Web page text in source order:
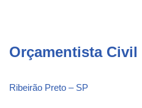
Orçamentista Civil
Ribeirão Preto – SP